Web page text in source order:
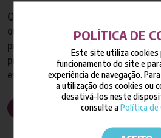
POLÍTICA DE
Este site utiliza cookies
funcionamento do site e
experiência de navegação.
a utilização dos cookies ou
desativá-los neste
consulte aPolítica de
Quer participe presencialmente,
ou remotamente através do
proporciona um ambiente
profissionais de saúde
essencial.